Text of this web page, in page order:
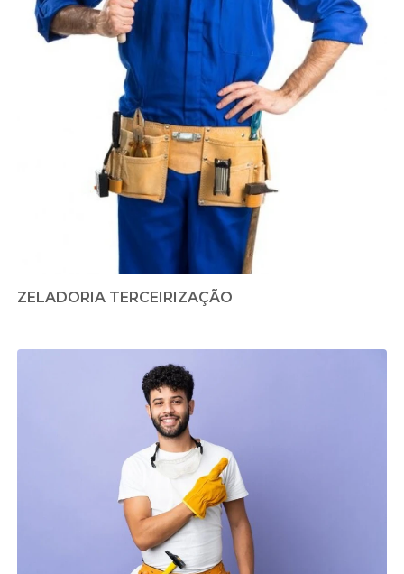
ZELADORIA TERCEIRIZAÇÃO